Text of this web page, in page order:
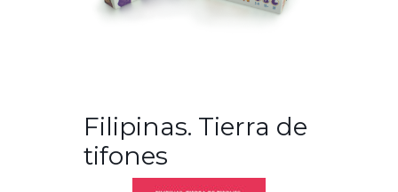
Filipinas. Tierra de
tifones